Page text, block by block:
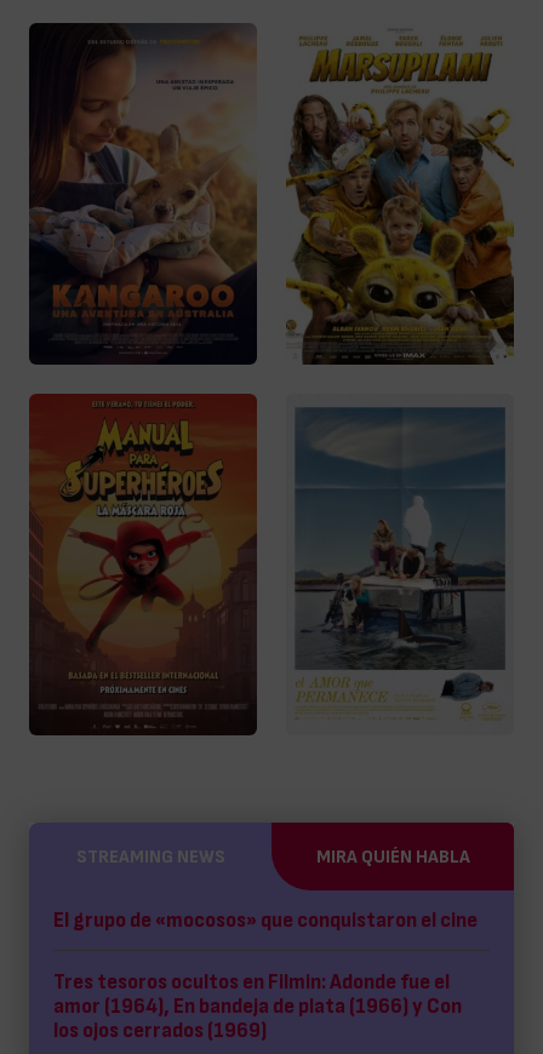
STREAMING NEWS MIRA QUIÉN HABLA
El grupo de «mocosos» que conquistaron el cine
Tres tesoros ocultos en Filmin: Adonde fue el
amor (1964), En bandeja de plata (1966) y Con
los ojos cerrados (1969)